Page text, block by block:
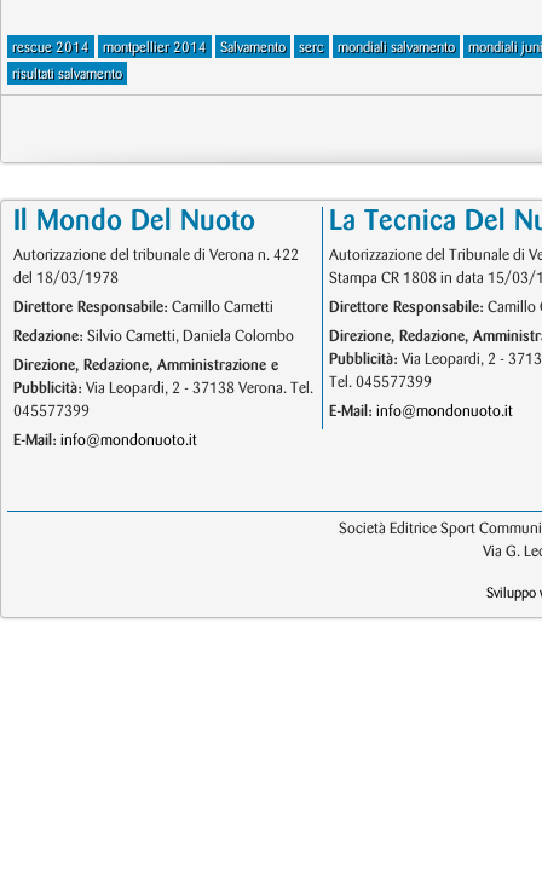
rescue 2014 montpellier 2014 Salvamento serc mondiali salvamento
mondiali
risultati salvamento
Il Mondo Del Nuoto
Autorizzazione del tribunale di Verona n. 422
del 18/03/1978
Direttore Responsabile: Camillo Cametti
Redazione: Silvio Cametti, Daniela Colombo
Direzione, Redazione, Amministrazione e
Pubblicità: Via Leopardi, 2 - 37138 Verona. Tel.
045577399
E-Mail: info@mondonuoto.it
La Tecnica Del
Autorizzazione del Tribunale di
Stampa CR 1808 in data 15/03/
Direttore Responsabile: Camillo
Direzione, Redazione,
Pubblicità: Via Leopardi, 2 -
Tel. 045577399
E-Mail: info@mondonuoto.it
Società Editrice Sport
Via G.
Sviluppo